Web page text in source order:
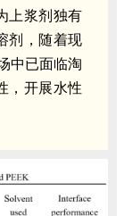
上浆剂独有
剂，随着现
中已面临淘
，开展水性